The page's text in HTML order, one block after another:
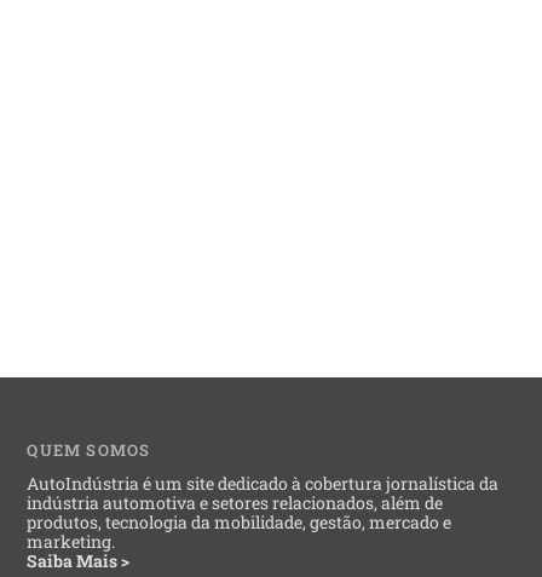
QUEM SOMOS
AutoIndústria é um site dedicado à cobertura jornalística da
indústria automotiva e setores relacionados, além de
produtos, tecnologia da mobilidade, gestão, mercado e
marketing.
Saiba Mais >